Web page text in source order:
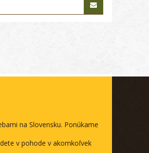
na Slovensku. Ponúkame
v pohode v akomkoľvek